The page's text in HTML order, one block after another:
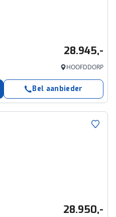
28.945,-
HOOFDDORP
Bel aanbieder
28.950,-